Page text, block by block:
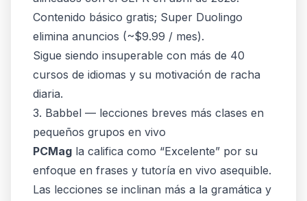
Contenido básico gratis; Super Duolingo
elimina anuncios (~$9.99 / mes).
Sigue siendo insuperable con más de 40
cursos de idiomas y su motivación de racha
diaria.
3. Babbel — lecciones breves más clases en
pequeños grupos en vivo
PCMag la califica como “Excelente” por su
enfoque en frases y tutoría en vivo asequible.
Las lecciones se inclinan más a la gramática y